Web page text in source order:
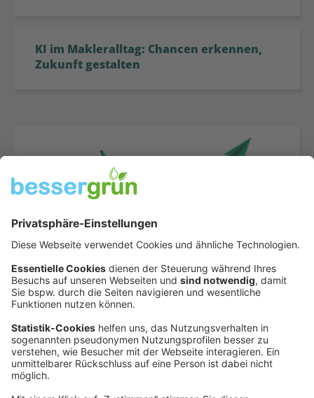
KI im Makleralltag: Chancen erkennen,
Zukunft gestalten
Zum Newsletter
Werde Teil der Community
bessergrün begleitet Sie als Partner in Sachen
Nachhaltigkeit. Der Community Newsletter liefert dabei
News zum Startschuss der Akademie und kommenden
Blog-Beiträgen – bleiben Sie auf dem neusten Stand!